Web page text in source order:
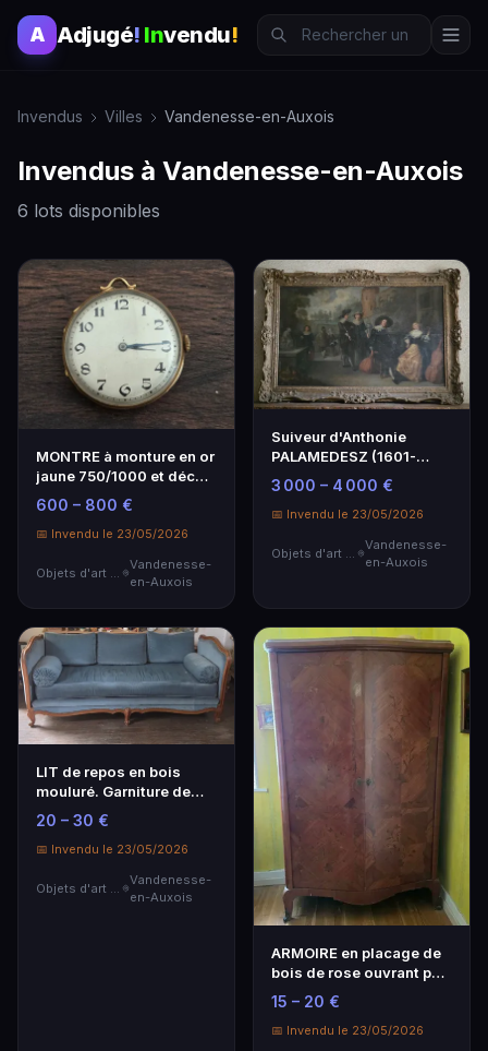
A Adjugé! Invendu!
Invendus Villes Vandenesse-en-Auxois
Invendus à Vandenesse-en-Auxois
6 lots disponibles
MONTRE à monture en or
jaune 750/1000 et décor
de fleurs éma…
600 – 800 €
📅 Invendu le 23/05/2026
Objets d'art & Curiosités
Vandenesse-
en-Auxois
Suiveur d'Anthonie
PALAMEDESZ (1601-
1673).
3 000 – 4 000 €
📅 Invendu le 23/05/2026
Objets d'art & Curiosités
Vandenesse-
en-Auxois
LIT de repos en bois
mouluré. Garniture de
tissu bleu.
20 – 30 €
📅 Invendu le 23/05/2026
Objets d'art & Curiosités
Vandenesse-
en-Auxois
ARMOIRE en placage de
bois de rose ouvrant par
deux portes.
15 – 20 €
📅 Invendu le 23/05/2026